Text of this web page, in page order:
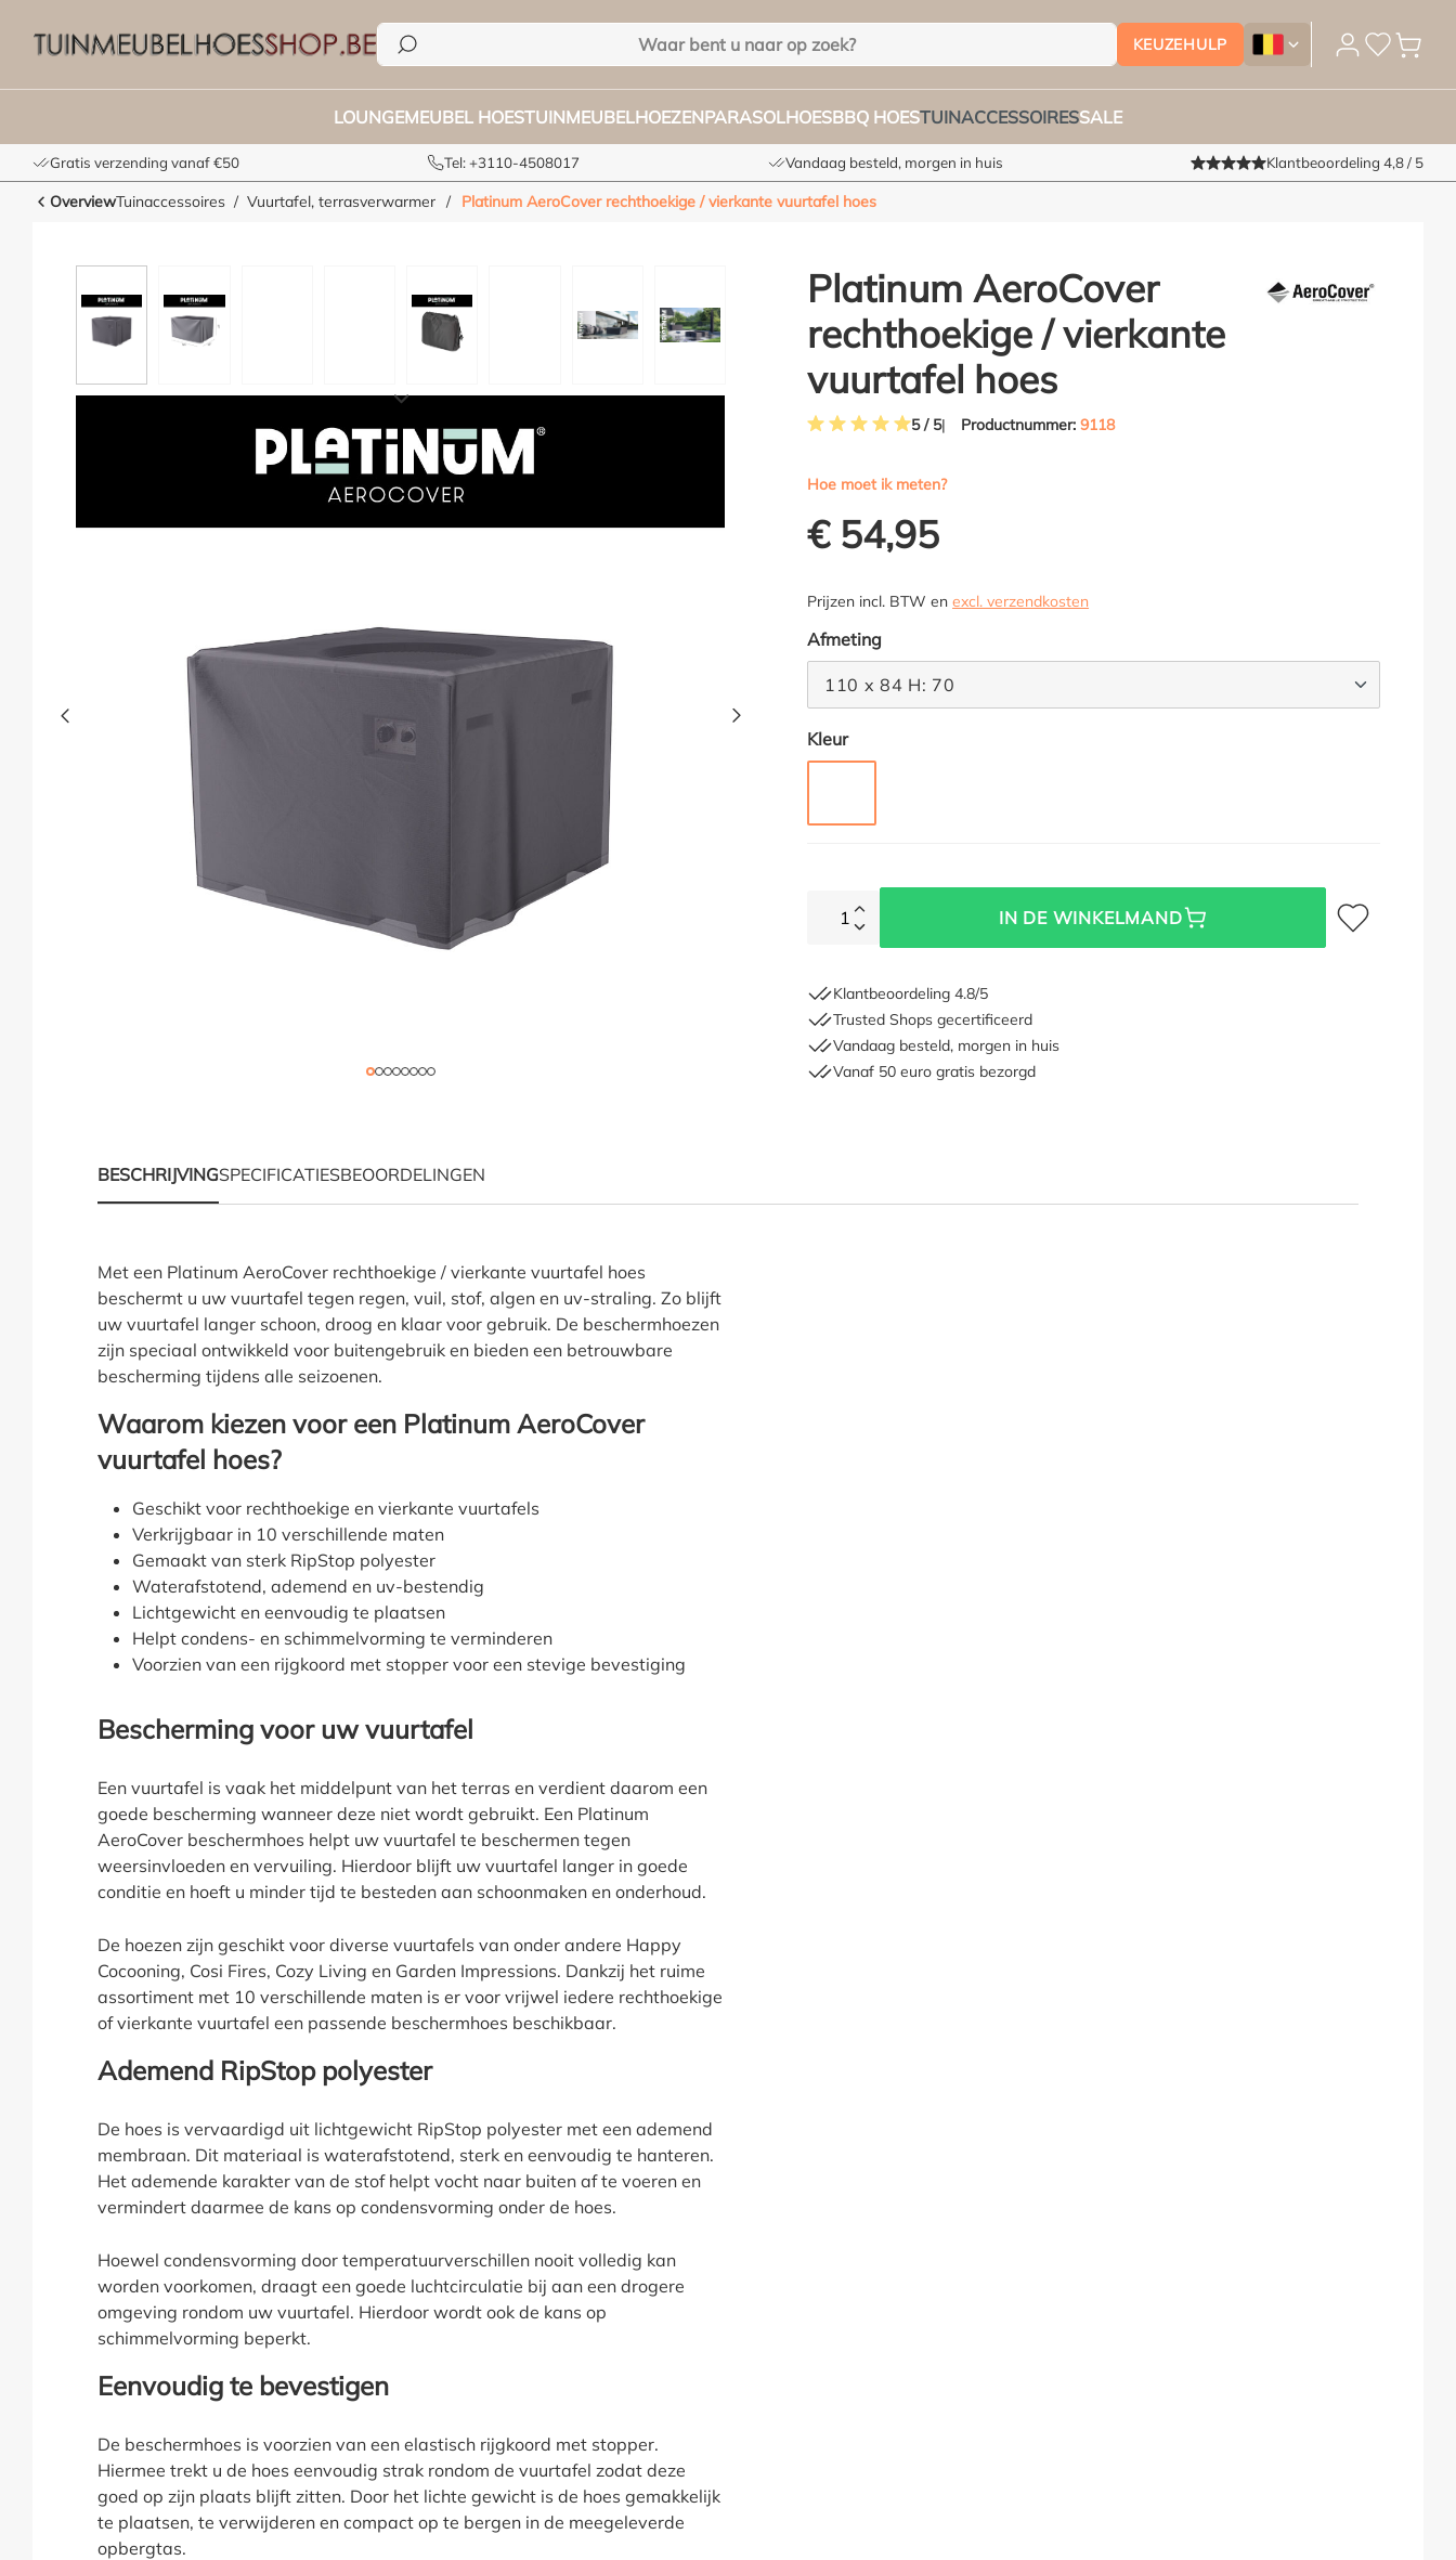
KEUZEHULP
Tuinmeubelhoesshop.be -
LOUNGEMEUBEL HOESTUINMEUBELHOEZENPARASOLHOESBBQ HOESTUINACCESSOIRESSALE
Gratis verzending vanaf €50 Tel: +3110-4508017 Vandaag besteld, morgen in huis Klantbeoordeling 4,8 / 5
OverviewTuinaccessoires Vuurtafel, terrasverwarmer / Platinum AeroCover rechthoekige / vierkante vuurtafel hoes
Platinum AeroCover
rechthoekige / vierkante
vuurtafel hoes
5 / 5 Productnummer:9118
Hoe moet ik meten?
€ 54,95
Prijzen incl. BTW enexcl. verzendkosten
Selecteer
Afmeting
110 x 84 H: 70
Selecteer
Kleur
1 IN DE WINKELMAND
Toevoegen aan
Klantbeoordeling 4.8/5
Trusted Shops gecertificeerd
Vandaag besteld, morgen in huis
Vanaf 50 euro gratis bezorgd
BESCHRIJVINGSPECIFICATIESBEOORDELINGEN
Productinformatie "Platinum AeroCover rechthoekige / vierkante vuurtafel
Met een Platinum AeroCover rechthoekige / vierkante vuurtafel hoes
beschermt u uw vuurtafel tegen regen, vuil, stof, algen en uv-straling. Zo blijft
uw vuurtafel langer schoon, droog en klaar voor gebruik. De beschermhoezen
zijn speciaal ontwikkeld voor buitengebruik en bieden een betrouwbare
bescherming tijdens alle seizoenen.
Waarom kiezen voor een Platinum AeroCover
vuurtafel hoes?
Geschikt voor rechthoekige en vierkante vuurtafels
Verkrijgbaar in 10 verschillende maten
Gemaakt van sterk RipStop polyester
Waterafstotend, ademend en uv-bestendig
Lichtgewicht en eenvoudig te plaatsen
Helpt condens- en schimmelvorming te verminderen
Voorzien van een rijgkoord met stopper voor een stevige bevestiging
Bescherming voor uw vuurtafel
Een vuurtafel is vaak het middelpunt van het terras en verdient daarom een
goede bescherming wanneer deze niet wordt gebruikt. Een Platinum
AeroCover beschermhoes helpt uw vuurtafel te beschermen tegen
weersinvloeden en vervuiling. Hierdoor blijft uw vuurtafel langer in goede
conditie en hoeft u minder tijd te besteden aan schoonmaken en onderhoud.
De hoezen zijn geschikt voor diverse vuurtafels van onder andere Happy
Cocooning, Cosi Fires, Cozy Living en Garden Impressions. Dankzij het ruime
assortiment met 10 verschillende maten is er voor vrijwel iedere rechthoekige
of vierkante vuurtafel een passende beschermhoes beschikbaar.
Ademend RipStop polyester
De hoes is vervaardigd uit lichtgewicht RipStop polyester met een ademend
membraan. Dit materiaal is waterafstotend, sterk en eenvoudig te hanteren.
Het ademende karakter van de stof helpt vocht naar buiten af te voeren en
vermindert daarmee de kans op condensvorming onder de hoes.
Hoewel condensvorming door temperatuurverschillen nooit volledig kan
worden voorkomen, draagt een goede luchtcirculatie bij aan een drogere
omgeving rondom uw vuurtafel. Hierdoor wordt ook de kans op
schimmelvorming beperkt.
Eenvoudig te bevestigen
De beschermhoes is voorzien van een elastisch rijgkoord met stopper.
Hiermee trekt u de hoes eenvoudig strak rondom de vuurtafel zodat deze
goed op zijn plaats blijft zitten. Door het lichte gewicht is de hoes gemakkelijk
te plaatsen, te verwijderen en compact op te bergen in de meegeleverde
opbergtas.